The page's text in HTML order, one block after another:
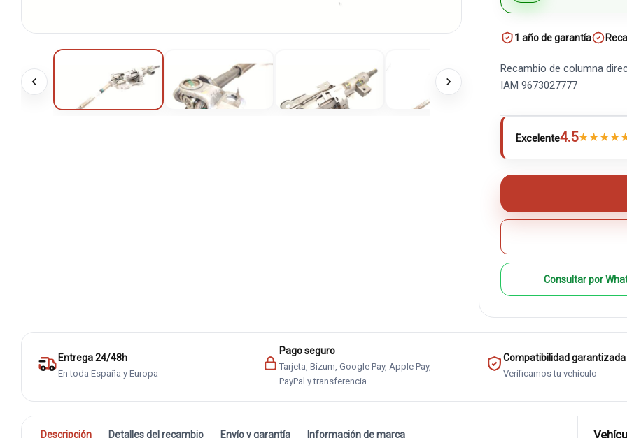
1 año de garantía
Recambio de columna
IAM 9673027777
Excelente4.5★★★★
Consultar por
Entrega 24/48h
En toda España y Europa
Pago seguro
Tarjeta, Bizum, Google Pay, Apple Pay,
PayPal y transferencia
Compatibilidad garantizada
Verificamos tu vehículo
Descripción Detalles del recambio Envío y garantía Información de marca